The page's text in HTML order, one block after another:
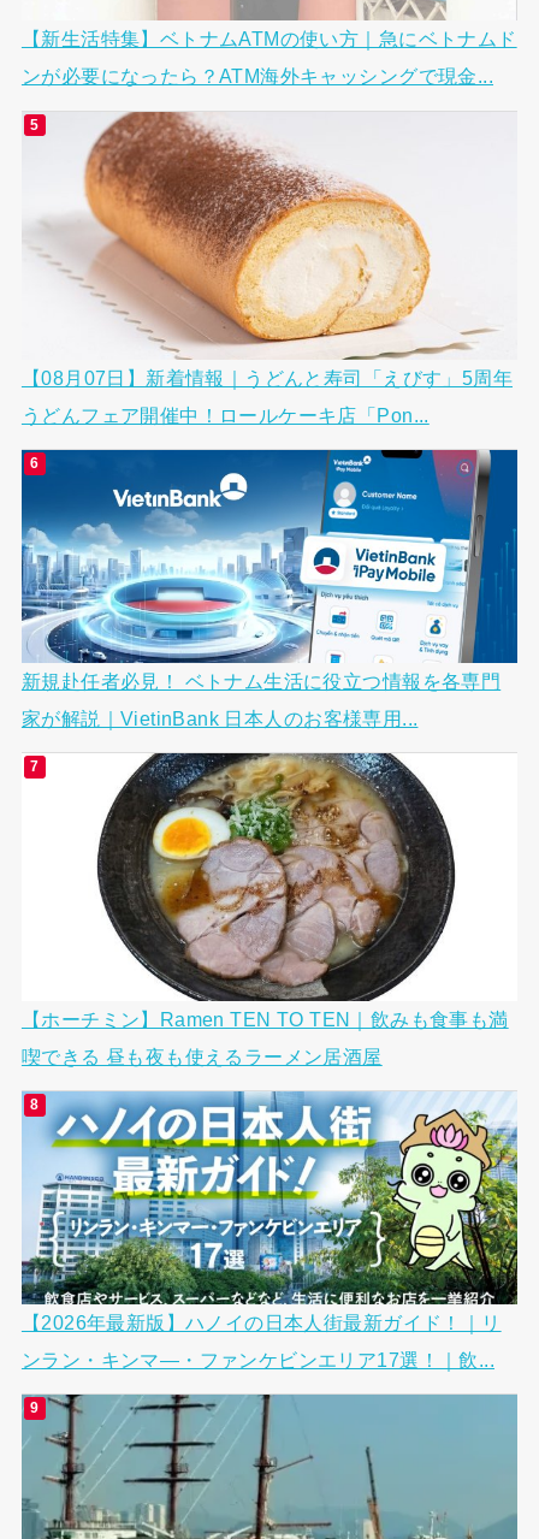
【新生活特集】ベトナムATMの使い方｜急にベトナムド
ンが必要になったら？ATM海外キャッシングで現金...
【08月07日】新着情報｜うどんと寿司「えびす」5周年
うどんフェア開催中！ロールケーキ店「Pon...
新規赴任者必見！ ベトナム生活に役立つ情報を各専門
家が解説｜VietinBank 日本人のお客様専用...
【ホーチミン】Ramen TEN TO TEN｜飲みも食事も満
喫できる 昼も夜も使えるラーメン居酒屋
【2026年最新版】ハノイの日本人街最新ガイド！｜リ
ンラン・キンマ―・ファンケビンエリア17選！｜飲...